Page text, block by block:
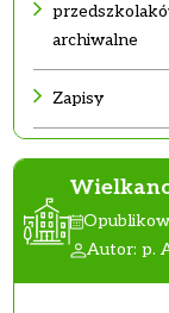
Autor: p.
archiwalne
Zapisy